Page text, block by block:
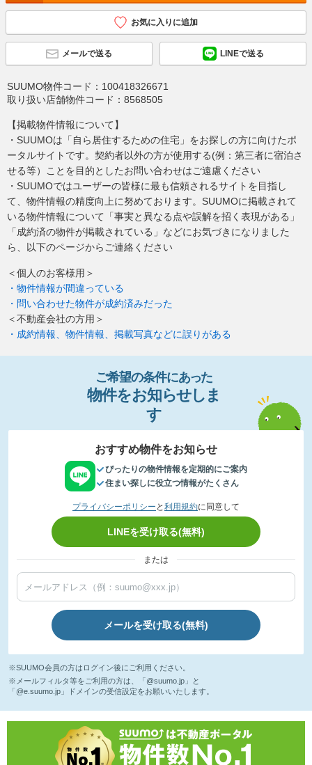
お気に入りに追加
メールで送る LINEで送る
SUUMO物件コード： 100418326671
取り扱い店舗物件コード： 8568505
【掲載物件情報について】
・SUUMOは「自ら居住するための住宅」をお探しの方に向けたポ
ータルサイトです。契約者以外の方が使用する(例：第三者に宿泊さ
せる等）ことを目的としたお問い合わせはご遠慮ください
・SUUMOではユーザーの皆様に最も信頼されるサイトを目指し
て、物件情報の精度向上に努めております。SUUMOに掲載されて
いる物件情報について「事実と異なる点や誤解を招く表現がある」
「成約済の物件が掲載されている」などにお気づきになりました
ら、以下のページからご連絡ください
＜個人のお客様用＞
・物件情報が間違っている
・問い合わせた物件が成約済みだった
＜不動産会社の方用＞
・成約情報、物件情報、掲載写真などに誤りがある
ご希望の条件にあった
物件をお知らせし ま
す
おすすめ物件をお知らせ
ぴったりの物件情報を定期的にご案内
住まい探しに役立つ情報がたくさん
プライバシーポリシー と 利用規約に同意して
LINEを受け取る(無料)
または
メールを受け取る(無料)
※SUUMO会員の方はログイン後にご利用ください。
※メールフィルタ等をご利用の方は、「@suumo.jp」と
「@e.suumo.jp」ドメインの受信設定をお願いいたします。